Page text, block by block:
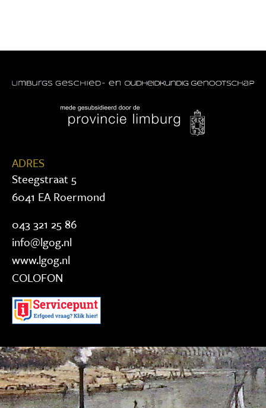
ADRES
Steegstraat 5
6041 EA Roermond
043 321 25 86
info@lgog.nl
www.lgog.nl
COLOFON